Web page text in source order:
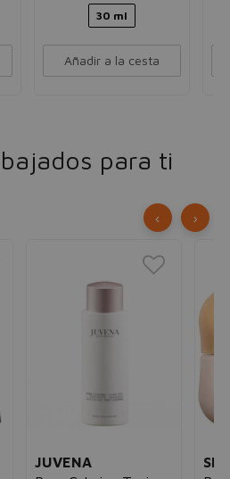
30 ml
Añadir a la cesta
para ti
SHISEIDO
‹ ›